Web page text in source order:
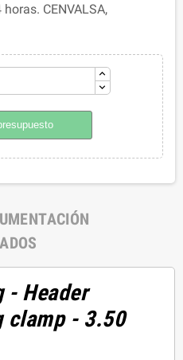
CENVALSA,
- Header
clamp - 3.50